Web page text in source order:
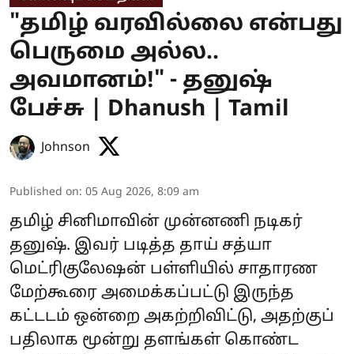
"தமிழ் வரவில்லை என்பது
பெருமை அல்ல..
அவமானம்!" - தனுஷ்
பேச்சு | Dhanush | Tamil
Johnson
Published on: 05 Aug 2026, 8:09 am
தமிழ் சினிமாவின் முன்னணி நடிகர்
தனுஷ். இவர் படித்த தாய் சத்யா
மெட்ரிகுலேஷன் பள்ளியில் சாதாரண
மேற்கூரை அமைக்கப்பட்டு இருந்த
கட்டடம் ஒன்றை அகற்றிவிட்டு, அதற்குப்
பதிலாக மூன்று தளங்கள் கொண்ட